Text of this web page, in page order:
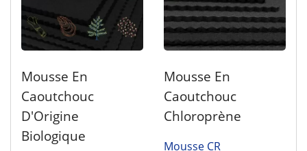
Mousse En
Caoutchouc
D'Origine
Biologique
Mousse En
Caoutchouc
Chloroprène
Mousse CR